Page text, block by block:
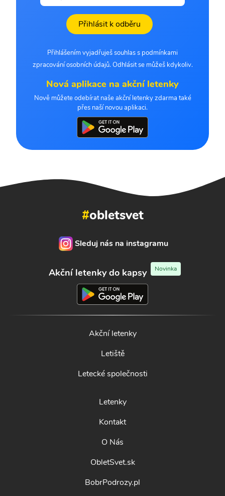
Přihlásit k odběru
Přihlášením vyjadřuješ souhlas s podmínkami
zpracování osobních údajů. Odhlásit se můžeš kdykoliv.
Nová aplikace na akční letenky
Nově můžete odebírat naše akční letenky zdarma také
přes naší novou aplikaci.
#obletsvet
Sleduj nás na instagramu
Akční letenky do kapsy Novinka
Akční letenky
Letiště
Letecké společnosti
Letenky
Kontakt
O Nás
ObletSvet.sk
BobrPodrozy.pl